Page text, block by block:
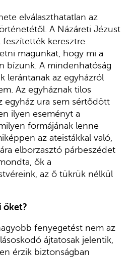
elválaszthatatlan az
A Názáreti Jézust
feszítették keresztre.
magunkat, hogy mi a
bízunk. A mindenhatóság
lerántanak az egyházról
Az egyháznak tilos
egyház ura sem sértődött
ilyen eseményt a
formájának lenne
az ateistákkal való,
elborzasztó párbeszédet
ők a
az ő tükrük nélkül
őket?
fenyegetést nem az
ájtatosak jelentik,
érzik biztonságban